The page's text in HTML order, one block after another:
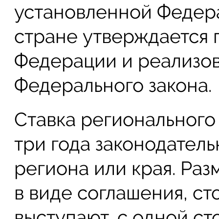
установленной
стране
Федерации и
Федерального закона.
Ставка
три года
региона или края.
в виде соглашения,